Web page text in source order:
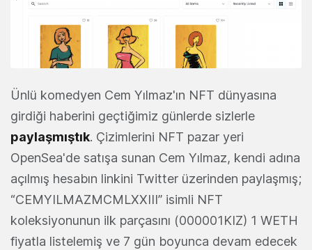
Ünlü komedyen Cem Yılmaz'ın NFT dünyasına
girdiği haberini geçtiğimiz günlerde sizlerle
paylaşmıştık. Çizimlerini NFT pazar yeri
OpenSea'de satışa sunan Cem Yılmaz, kendi adına
açılmış hesabın linkini Twitter üzerinden paylaşmış;
“CEMYILMAZMCMLXXIII” isimli NFT
koleksiyonunun ilk parçasını (000001KIZ) 1 WETH
fiyatla listelemiş ve 7 gün boyunca devam edecek